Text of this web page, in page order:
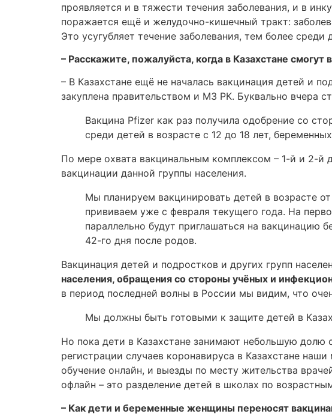
проявляется и в тяжести течения заболевания, и в
поражается ещё и желудочно-кишечный тракт:
Это усугубляет течение заболевания, тем более
– Расскажите, пожалуйста, когда в Казахстане
– В Казахстане ещё не началась вакцинация детей и
закуплена правительством и МЗ РК. Буквально вчера
Вакцина Pfizer как раз получила одобрение со
среди детей в возрасте с 12 до 18 лет,
По мере охвата вакцинальным комплексом – 1-й и 2-й
вакцинации данной группы населения.
Мы планируем вакцинировать детей в возрасте
прививаем уже с февраля текущего года. На
параллельно будут приглашаться на
42-го дня после родов.
Вакцинация детей и подростков и других групп
населения, обращения со стороны учёных и
в период последней волны в России мы видим, что
Мы должны быть готовыми к защите детей в
Но пока дети в Казахстане занимают небольшую
регистрации случаев коронавируса в Казахстане
обучение онлайн, и выезды по месту жительства
офлайн – это разделение детей в школах по
– Как дети и беременные женщины переносят